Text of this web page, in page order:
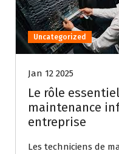
Uncategorized
Jan 12 2025
Le rôle
maintenance
entreprise
Les techniciens de